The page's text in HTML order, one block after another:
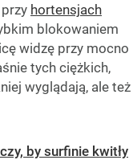
hortensjach
blokowaniem
widzę przy mocno
tych ciężkich,
wyglądają, ale też
by surfinie kwitły